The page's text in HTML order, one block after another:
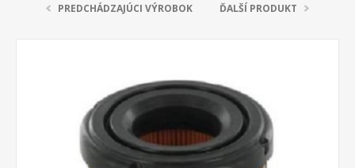
PREDCHÁDZAJÚCI VÝROBOK ĎALŠÍ PRODUKT